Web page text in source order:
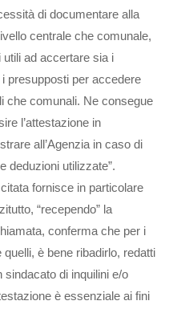
di documentare alla
centrale che comunale,
ad accertare sia i
presupposti per accedere
che comunali. Ne consegue
l’attestazione in
all’Agenzia in caso di
deduzioni utilizzate”.
fornisce in particolare
“recependo” la
conferma che per i
è bene ribadirlo, redatti
sindacato di inquilini e/o
è essenziale ai fini